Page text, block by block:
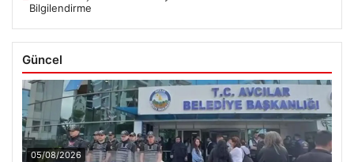
Bilgilendirme
Güncel
05/08/2026